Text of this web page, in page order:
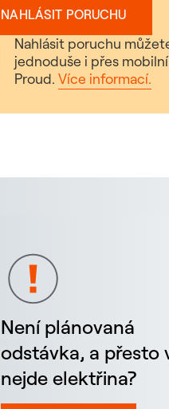
NAHLÁSIT PORUCHU
Nahlásit poruchu
jednoduše i přes
Proud. Více informací.
Není plánovaná
odstávka, a přesto
nejde elektřina?